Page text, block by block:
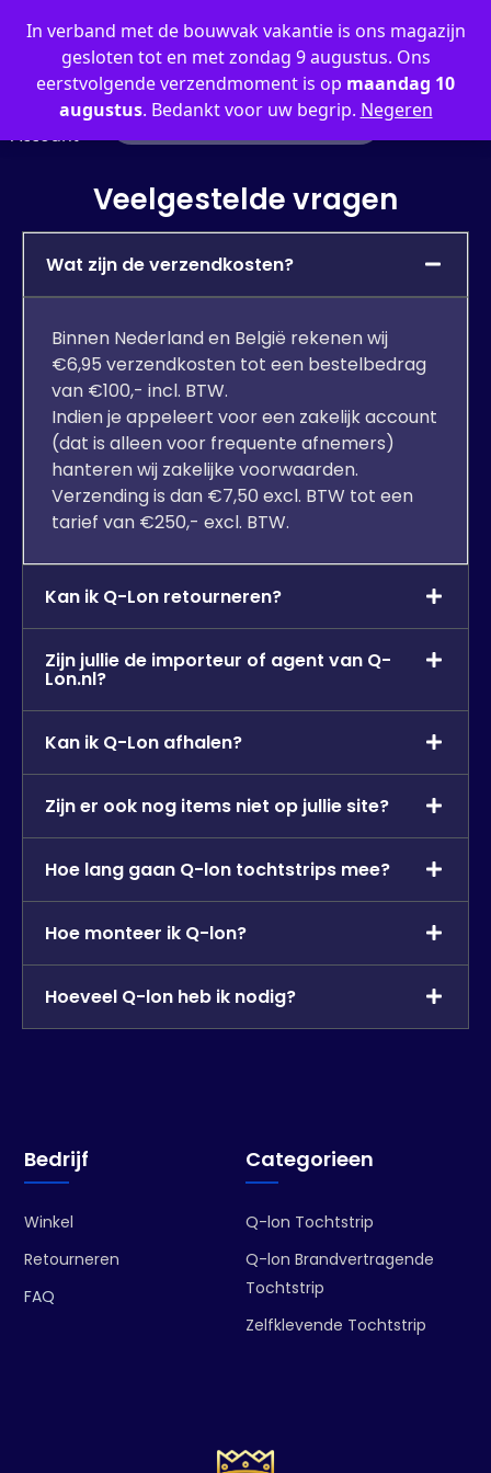
In verband met de bouwvak vakantie is ons magazijn
gesloten tot en met zondag 9 augustus. Ons
eerstvolgende verzendmoment is op maandag 10
augustus. Bedankt voor uw begrip. Negeren
Mijn
Account
Veelgestelde vragen
Wat zijn de verzendkosten?
Binnen Nederland en België rekenen wij
€6,95 verzendkosten tot een bestelbedrag
van €100,- incl. BTW.
Indien je appeleert voor een zakelijk account
(dat is alleen voor frequente afnemers)
hanteren wij zakelijke voorwaarden.
Verzending is dan €7,50 excl. BTW tot een
tarief van €250,- excl. BTW.
Kan ik Q-Lon retourneren?
Zijn jullie de importeur of agent van Q-
Lon.nl?
Kan ik Q-Lon afhalen?
Zijn er ook nog items niet op jullie site?
Hoe lang gaan Q-lon tochtstrips mee?
Hoe monteer ik Q-lon?
Hoeveel Q-lon heb ik nodig?
Categorieen
Q-lon Tochtstrip
Q-lon Brandvertragende
Tochtstrip
Zelfklevende Tochtstrip
Bedrijf
Winkel
Retourneren
FAQ